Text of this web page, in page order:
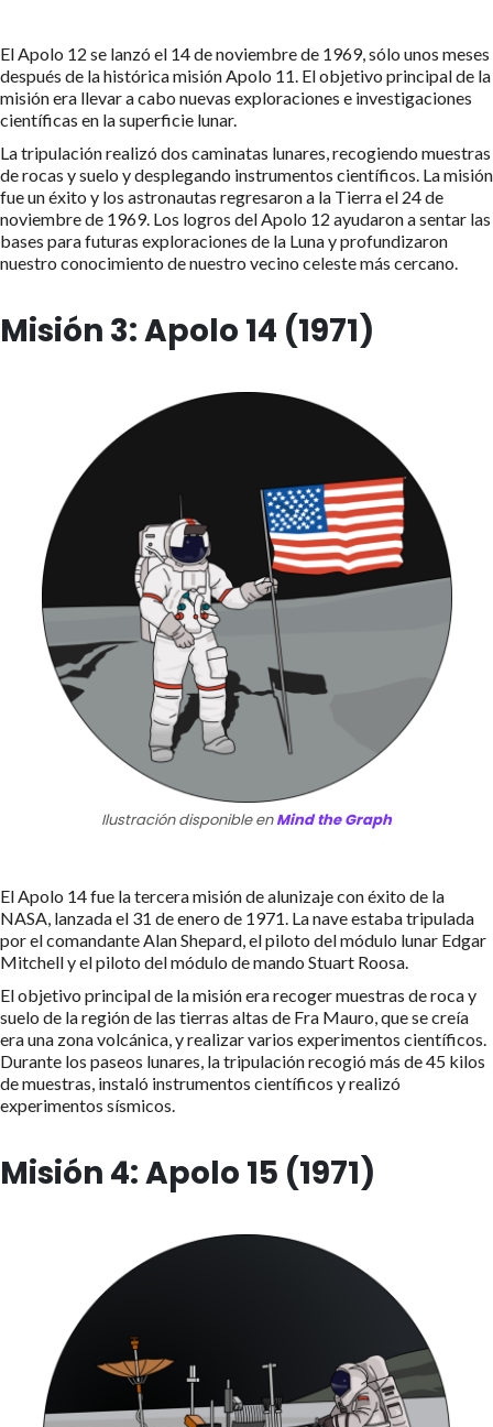
El Apolo 12 se lanzó el 14 de noviembre de 1969, sólo unos meses
después de la histórica misión Apolo 11. El objetivo principal de la
misión era llevar a cabo nuevas exploraciones e investigaciones
científicas en la superficie lunar.
La tripulación realizó dos caminatas lunares, recogiendo muestras
de rocas y suelo y desplegando instrumentos científicos. La misión
fue un éxito y los astronautas regresaron a la Tierra el 24 de
noviembre de 1969. Los logros del Apolo 12 ayudaron a sentar las
bases para futuras exploraciones de la Luna y profundizaron
nuestro conocimiento de nuestro vecino celeste más cercano.
Misión 3: Apolo 14 (1971)
Ilustración disponible enMind the Graph
El Apolo 14 fue la tercera misión de alunizaje con éxito de la
NASA, lanzada el 31 de enero de 1971. La nave estaba tripulada
por el comandante Alan Shepard, el piloto del módulo lunar Edgar
Mitchell y el piloto del módulo de mando Stuart Roosa.
El objetivo principal de la misión era recoger muestras de roca y
suelo de la región de las tierras altas de Fra Mauro, que se creía
era una zona volcánica, y realizar varios experimentos científicos.
Durante los paseos lunares, la tripulación recogió más de 45 kilos
de muestras, instaló instrumentos científicos y realizó
experimentos sísmicos.
Misión 4: Apolo 15 (1971)